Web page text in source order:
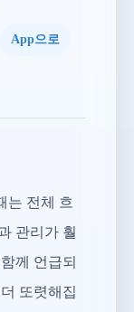
App으로
는 전체 흐
관리가 훨
께 언급되
또렷해집